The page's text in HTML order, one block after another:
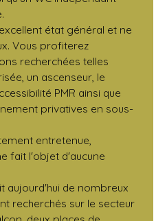
état général et ne
Vous profiterez
recherchées telles
un ascenseur, le
PMR ainsi que
privatives en sous-
entretenue,
fait l'objet d'aucune
aujourd'hui de nombreux
recherchés sur le secteur